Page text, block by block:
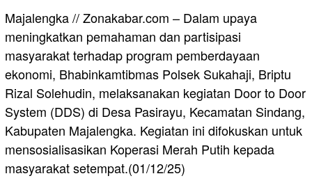
Majalengka // Zonakabar.com – Dalam upaya
meningkatkan pemahaman dan partisipasi
masyarakat terhadap program pemberdayaan
ekonomi, Bhabinkamtibmas Polsek Sukahaji, Briptu
Rizal Solehudin, melaksanakan kegiatan Door to Door
System (DDS) di Desa Pasirayu, Kecamatan Sindang,
Kabupaten Majalengka. Kegiatan ini difokuskan untuk
mensosialisasikan Koperasi Merah Putih kepada
masyarakat setempat.(01/12/25)